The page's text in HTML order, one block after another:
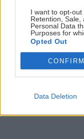
I want to opt-out
Retention, Sale,
Personal Data
Purposes for
Opted Out
CONFIRM
Data Deletion
21. ročník